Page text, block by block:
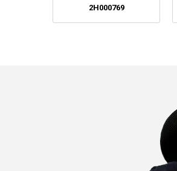
2H000769